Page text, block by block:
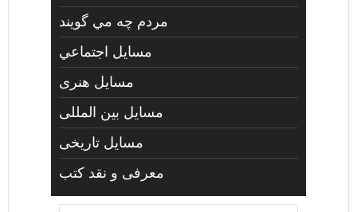
مردم چه مي گويند
مسايل اجتماعي
مسايل هنری
مسایل بین المللی
مسایل تاریخی
معرفی و نقد کتب